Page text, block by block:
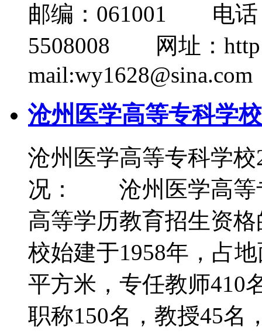
邮编：061001 电话
5508008 网址：
mail:wy1628@sina.com
沧州医学高等专科学
沧州医学高等专科学
况： 沧州医学高等
高等学历教育招生资
校始建于1958年，占
平方米，专任教师410
职称150名，教授45名